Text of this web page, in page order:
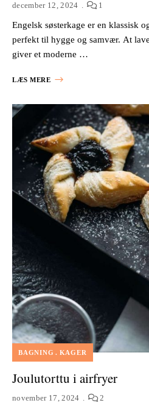
december 12, 2024 1
Engelsk søsterkage er en klassisk
perfekt til hygge og samvær. At
giver et moderne …
LÆS MERE
BAGNING KAGER
Joulutorttu i airfryer
november 17, 2024 2